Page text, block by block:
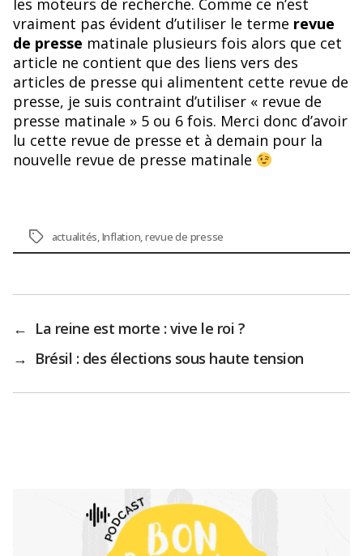
les moteurs de recherche. Comme ce n’est
vraiment pas évident d’utiliser le terme revue
de presse matinale plusieurs fois alors que cet
article ne contient que des liens vers des
articles de presse qui alimentent cette revue de
presse, je suis contraint d’utiliser « revue de
presse matinale » 5 ou 6 fois. Merci donc d’avoir
lu cette revue de presse et à demain pour la
nouvelle revue de presse matinale
Étiquettes
actualités,Inflation,revue de presse
← La reine est morte : vive le roi ?
→ Brésil : des élections sous haute tension